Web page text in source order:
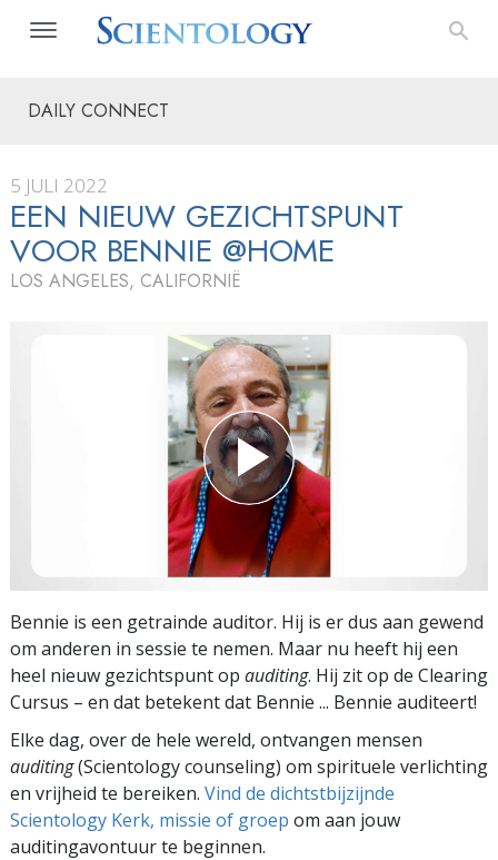
DAILY CONNECT
5 JULI 2022
EEN NIEUW GEZICHTSPUNT
VOOR BENNIE @HOME
LOS ANGELES, CALIFORNIË
Bennie is een getrainde auditor. Hij is er dus aan gewend
om anderen in sessie te nemen. Maar nu heeft hij een
heel nieuw gezichtspunt op auditing. Hij zit op de Clearing
Cursus – en dat betekent dat Bennie ... Bennie auditeert!
Elke dag, over de hele wereld, ontvangen mensen
auditing(Scientology counseling) om spirituele verlichting
en vrijheid te bereiken. Vind de dichtstbijzijnde
Scientology Kerk, missie of groep om aan jouw
auditingavontuur te beginnen.